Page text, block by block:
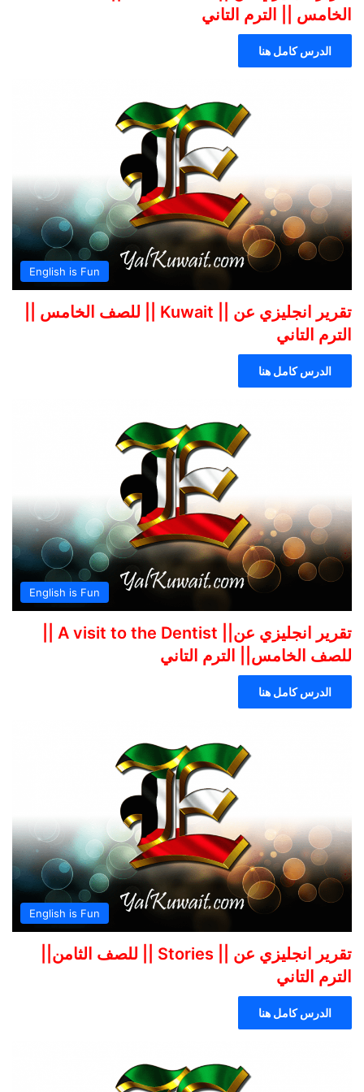
الخامس || الترم التاني
الدرس كامل هنا
English is Fun
تقرير انجليزي عن || Kuwait || للصف الخامس ||
الترم التاني
الدرس كامل هنا
English is Fun
للصف الخامس|| الترم التاني
الدرس كامل هنا
English is Fun
تقرير انجليزي عن || Stories || للصف الثامن||
الترم التاني
الدرس كامل هنا